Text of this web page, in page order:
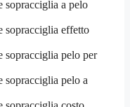
sopracciglia a pelo
sopracciglia effetto
sopracciglia pelo per
sopracciglia pelo a